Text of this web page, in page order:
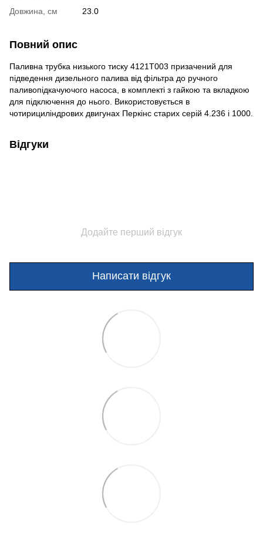
Довжина, см
23.0
Повний опис
Паливна трубка низького тиску 4121T003 призачений для
підведення дизельного палива від фільтра до ручного
паливопідкачуючого насоса, в комплекті з гайкою та вкладкою
для підключення до нього. Використовується в
чотирициліндрових двигунах Перкінс старих серій 4.236 і 1000.
Відгуки
Додайте перший відгук
Написати відгук